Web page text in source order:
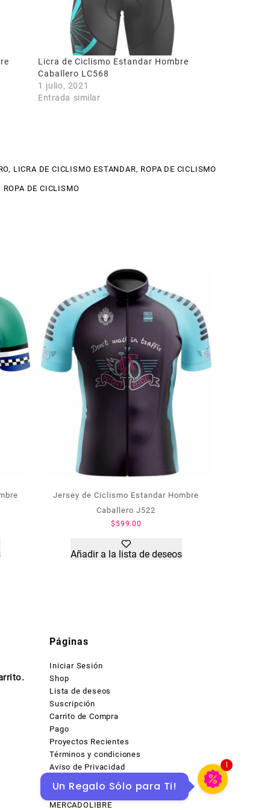
Licra de Ciclismo Estandar Hombre
Caballero LC568
1 julio, 2021
Entrada similar
, LICRA DE CICLISMO ESTANDAR, ROPA DE CICLISMO
ROPA DE CICLISMO
Jersey de Ciclismo Estandar Hombre
Caballero J522
$ 599.00
Añadir a la lista de deseos
Páginas
Iniciar Sesión
Shop
Lista de deseos
Suscripción
Carrito de Compra
Pago
Proyectos Recientes
Términos y condiciones
Aviso de Privacidad
Productos en descuentos en
MERCADOLIBRE
Un Regalo Sólo para Ti!
1